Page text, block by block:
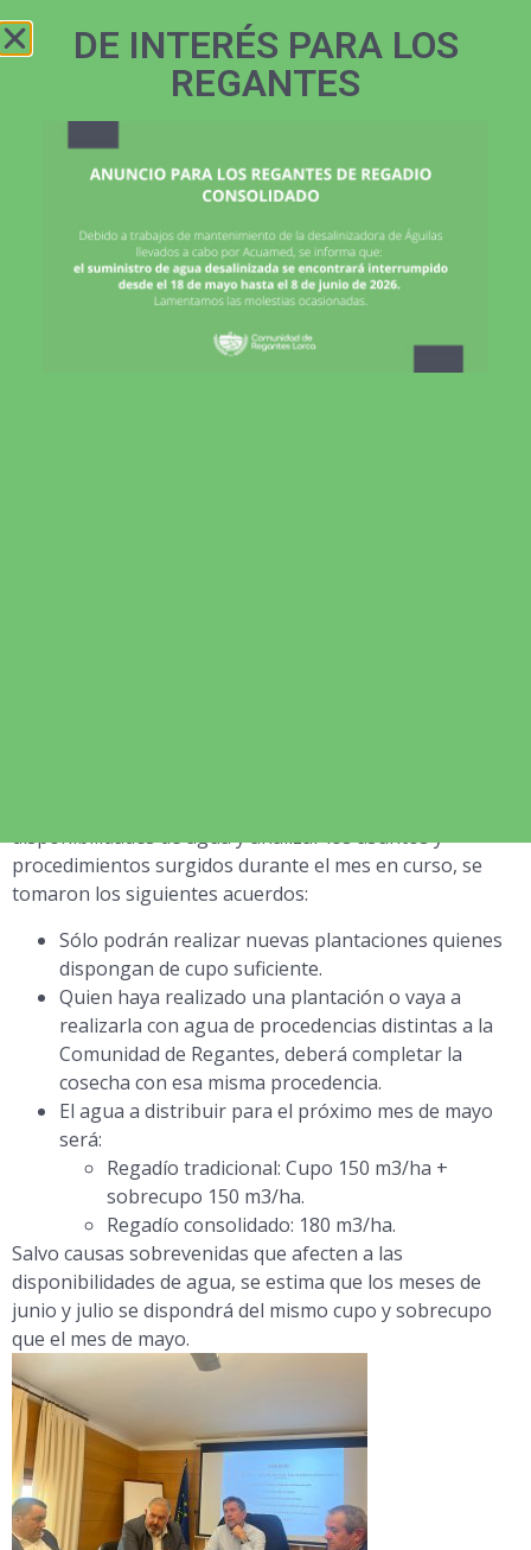
Acuerdos adoptados en la Junta de Gobierno
de abril de 2024
disponibilidades de agua y analizar los asuntos y
procedimientos surgidos durante el mes en curso, se
tomaron los siguientes acuerdos:
Sólo podrán realizar nuevas plantaciones quienes
dispongan de cupo suficiente.
Quien haya realizado una plantación o vaya a
realizarla con agua de procedencias distintas a la
Comunidad de Regantes, deberá completar la
cosecha con esa misma procedencia.
El agua a distribuir para el próximo mes de mayo
será:
Regadío tradicional: Cupo 150 m3/ha +
sobrecupo 150 m3/ha.
Regadío consolidado: 180 m3/ha.
Salvo causas sobrevenidas que afecten a las
disponibilidades de agua, se estima que los meses de
junio y julio se dispondrá del mismo cupo y sobrecupo
que el mes de mayo.
DE INTERÉS PARA LOS
REGANTES